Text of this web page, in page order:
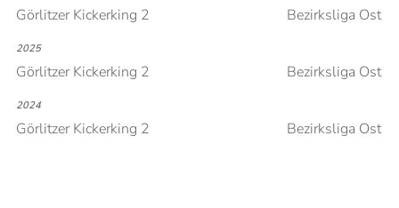
Görlitzer Kickerking 2 Bezirksliga Ost
2025
Görlitzer Kickerking 2 Bezirksliga Ost
2024
Görlitzer Kickerking 2 Bezirksliga Ost